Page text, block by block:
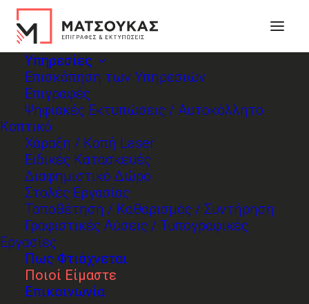
Υπηρεσίες
Επισκόπηση των Υπηρεσιών
Επιγραφές
Ψηφιακές Εκτυπώσεις / Αυτοκόλλητο
Κοπτικό
Χάραξη / Κοπή Laser
Ειδικές Κατασκευές
Διαφημιστικό Δώρο
Στολές Εργασίας
Τοποθέτηση / Καθαρισμός / Συντήρηση
Γραφιστικές Λύσεις / Τυπογραφικές
Εργασίες
Πως Φτιάχνεται
Ποιοί Είμαστε
Επικοινωνία
ΑΠΟ ΤΟ ΤΙΜΟΝΙ ΤΩΝ
ΡΑΛΛΥ ΣΤΟΥΣ
ΑΕΡΟΓΡΑΦΟΥΣ
Aρχές ’70, ο Δημήτρης Ματσούκας τρέχει
σε τρία ταμπλό: το πρωί μαθαίνει